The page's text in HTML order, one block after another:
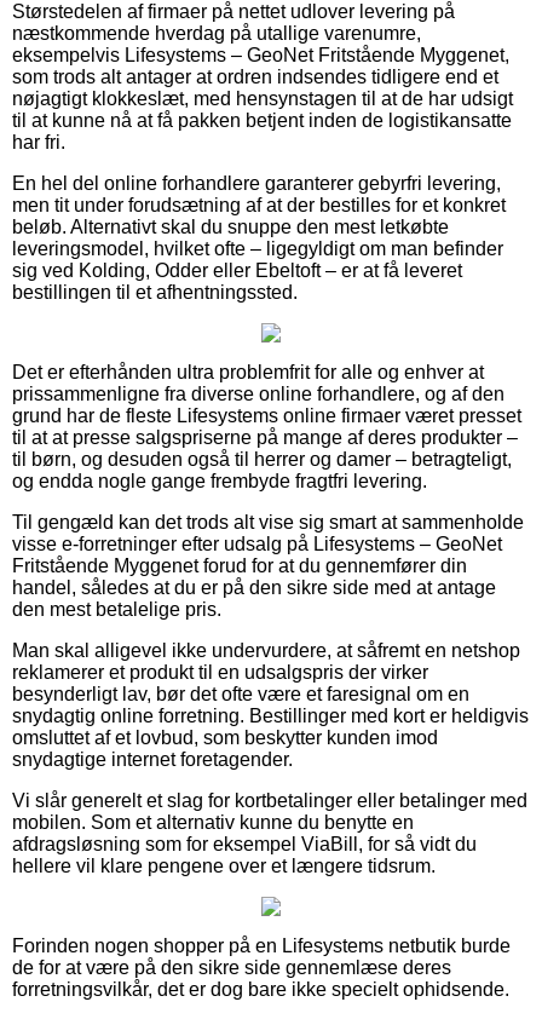
Størstedelen af firmaer på nettet udlover levering på
næstkommende hverdag på utallige varenumre,
eksempelvis Lifesystems – GeoNet Fritstående Myggenet,
som trods alt antager at ordren indsendes tidligere end et
nøjagtigt klokkeslæt, med hensynstagen til at de har udsigt
til at kunne nå at få pakken betjent inden de logistikansatte
har fri.
En hel del online forhandlere garanterer gebyrfri levering,
men tit under forudsætning af at der bestilles for et konkret
beløb. Alternativt skal du snuppe den mest letkøbte
leveringsmodel, hvilket ofte – ligegyldigt om man befinder
sig ved Kolding, Odder eller Ebeltoft – er at få leveret
bestillingen til et afhentningssted.
Det er efterhånden ultra problemfrit for alle og enhver at
prissammenligne fra diverse online forhandlere, og af den
grund har de fleste Lifesystems online firmaer været presset
til at at presse salgspriserne på mange af deres produkter –
til børn, og desuden også til herrer og damer – betragteligt,
og endda nogle gange frembyde fragtfri levering.
Til gengæld kan det trods alt vise sig smart at sammenholde
visse e-forretninger efter udsalg på Lifesystems – GeoNet
Fritstående Myggenet forud for at du gennemfører din
handel, således at du er på den sikre side med at antage
den mest betalelige pris.
Man skal alligevel ikke undervurdere, at såfremt en netshop
reklamerer et produkt til en udsalgspris der virker
besynderligt lav, bør det ofte være et faresignal om en
snydagtig online forretning. Bestillinger med kort er heldigvis
omsluttet af et lovbud, som beskytter kunden imod
snydagtige internet foretagender.
Vi slår generelt et slag for kortbetalinger eller betalinger med
mobilen. Som et alternativ kunne du benytte en
afdragsløsning som for eksempel ViaBill, for så vidt du
hellere vil klare pengene over et længere tidsrum.
Forinden nogen shopper på en Lifesystems netbutik burde
de for at være på den sikre side gennemlæse deres
forretningsvilkår, det er dog bare ikke specielt ophidsende.